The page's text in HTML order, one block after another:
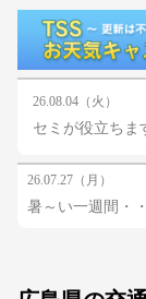
るなど、熱中
あすは、高気圧
広島県は、おお
ただ、午後は強
（提供：日本気
26.08.04（火）
セミが役立ちま
26.07.27（月）
暑～い一週間・